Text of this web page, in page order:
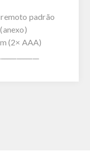
padrão
(2× AAA)